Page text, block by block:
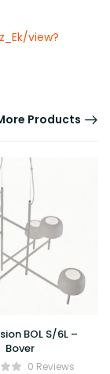
view?
Products
BOL S/6L –
Bover
0 Reviews